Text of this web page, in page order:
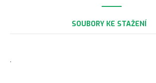
SOUBORY KE STAŽENÍ
.